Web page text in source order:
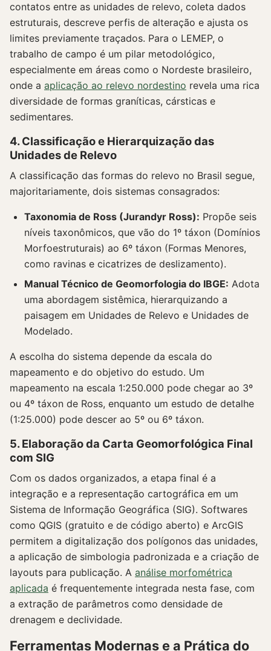
contatos entre as unidades de relevo, coleta dados
estruturais, descreve perfis de alteração e ajusta os
limites previamente traçados. Para o LEMEP, o
trabalho de campo é um pilar metodológico,
especialmente em áreas como o Nordeste brasileiro,
onde a aplicação ao relevo nordestino revela uma rica
diversidade de formas graníticas, cársticas e
sedimentares.
4. Classificação e Hierarquização das
Unidades de Relevo
A classificação das formas do relevo no Brasil segue,
majoritariamente, dois sistemas consagrados:
Taxonomia de Ross (Jurandyr Ross): Propõe seis
níveis taxonômicos, que vão do 1º táxon (Domínios
Morfoestruturais) ao 6º táxon (Formas Menores,
como ravinas e cicatrizes de deslizamento).
Manual Técnico de Geomorfologia do IBGE: Adota
uma abordagem sistêmica, hierarquizando a
paisagem em Unidades de Relevo e Unidades de
Modelado.
A escolha do sistema depende da escala do
mapeamento e do objetivo do estudo. Um
mapeamento na escala 1:250.000 pode chegar ao 3º
ou 4º táxon de Ross, enquanto um estudo de detalhe
(1:25.000) pode descer ao 5º ou 6º táxon.
5. Elaboração da Carta Geomorfológica Final
com SIG
Com os dados organizados, a etapa final é a
integração e a representação cartográfica em um
Sistema de Informação Geográfica (SIG). Softwares
como QGIS (gratuito e de código aberto) e ArcGIS
permitem a digitalização dos polígonos das unidades,
a aplicação de simbologia padronizada e a criação de
layouts para publicação. A análise morfométrica
aplicada é frequentemente integrada nesta fase, com
a extração de parâmetros como densidade de
drenagem e declividade.
Ferramentas Modernas e a Prática do